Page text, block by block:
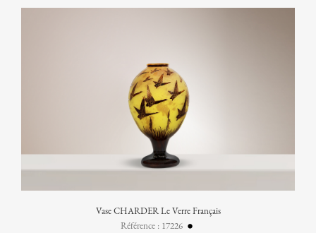
Vase CHARDER Le Verre Français
Référence : 17226